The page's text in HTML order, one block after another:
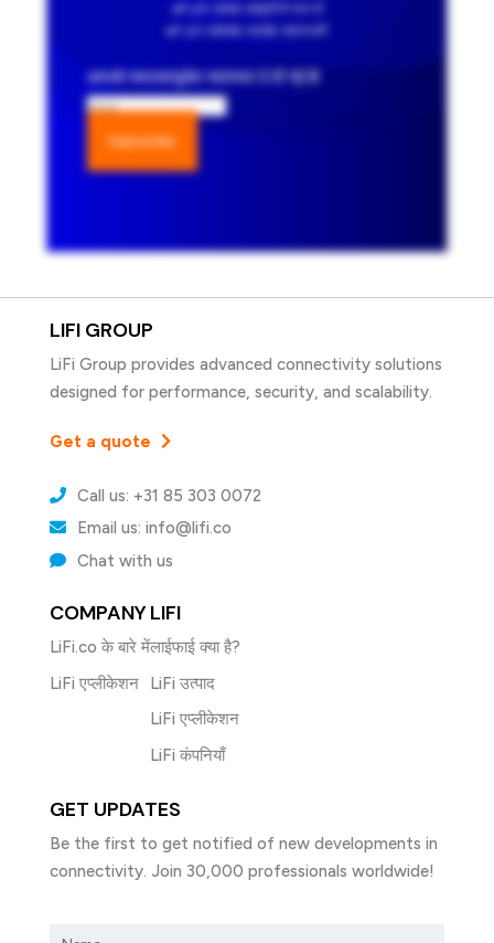
आपको सफलतापूर्वक सदस्यता दे दी गई है!
Subscribe
LIFI GROUP
LiFi Group provides advanced connectivity solutions
designed for performance, security, and scalability.
Get a quote
Call us: +31 85 303 0072
Email us: info@lifi.co
Chat with us
COMPANY
LiFi.co के बारे में
LiFi एप्लीकेशन
LIFI
लाईफाई क्या है?
LiFi उत्पाद
LiFi एप्लीकेशन
LiFi कंपनियाँ
GET UPDATES
Be the first to get notified of new developments in
connectivity. Join 30,000 professionals worldwide!